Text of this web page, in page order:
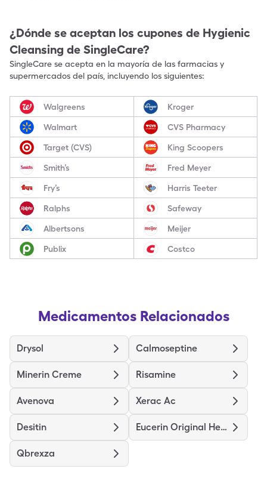
¿Dónde se aceptan los cupones de Hygienic
Cleansing de SingleCare?
SingleCare se acepta en la mayoría de las farmacias y
supermercados del país, incluyendo los siguientes:
Walgreens Kroger
Walmart CVS Pharmacy
Target (CVS) King Scoopers
Smith’s Fred Meyer
Fry’s Harris Teeter
Ralphs Safeway
Albertsons Meijer
Publix Costco
Medicamentos Relacionados
Drysol Calmoseptine
Minerin Creme Risamine
Avenova Xerac Ac
Desitin Eucerin Original Healing
Qbrexza